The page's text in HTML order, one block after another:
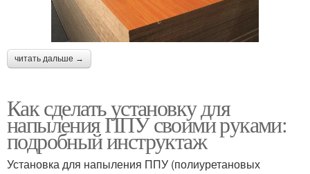
читать дальше →
Как сделать установку для
напыления ППУ своими руками:
подробный инструктаж
Установка для напыления ППУ (полиуретановых